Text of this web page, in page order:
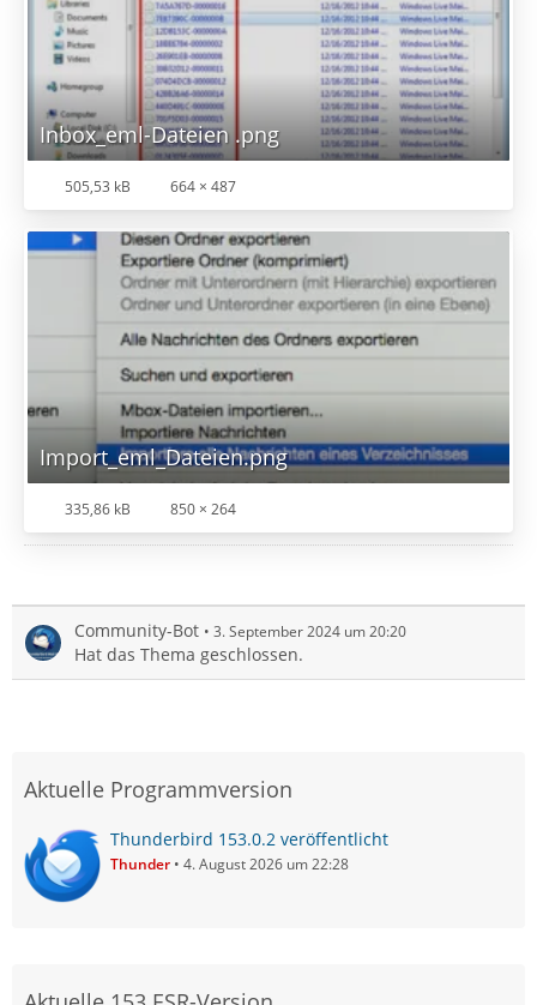
Inbox_eml-Dateien .png
505,53 kB 664 × 487
Import_eml_Dateien.png
335,86 kB 850 × 264
Community-Bot 3. September 2024 um 20:20
Hat das Thema geschlossen.
Aktuelle Programmversion
Thunderbird 153.0.2 veröffentlicht
Thunder 4. August 2026 um 22:28